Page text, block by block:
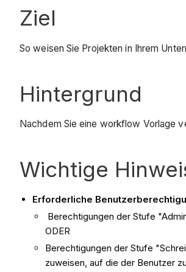
Ziel
So weisen Sie Projekten in Ihrem
Hintergrund
Nachdem Sie eine workflow Vorlage
Wichtige
Erforderliche
Berechtigungen der Stufe
ODER
Berechtigungen der Stufe
zuweisen, auf die der Benutzer